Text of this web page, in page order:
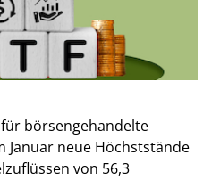
börsengehandelte
Januar neue Höchststände
von 56,3